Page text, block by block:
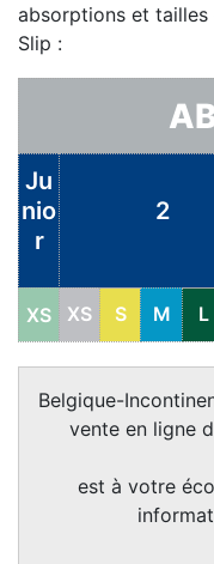
absorptions et tailles
Slip :
Ju
nio
r
2
XS XS S M L
Belgique-
vente en ligne
est à votre